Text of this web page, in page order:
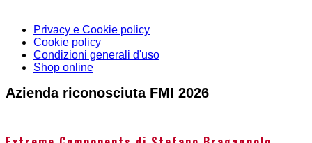
Privacy e Cookie policy
Cookie policy
Condizioni generali d'uso
Shop online
Azienda riconosciuta FMI 2026